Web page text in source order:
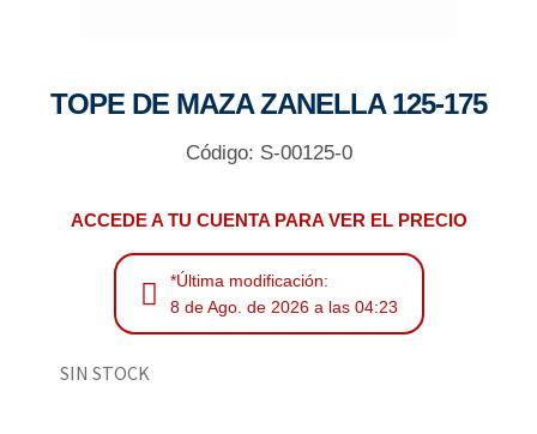
TOPE DE MAZA ZANELLA 125-175
Código: S-00125-0
ACCEDE A TU CUENTA PARA VER EL PRECIO
*Última modificación:
8 de Ago. de 2026 a las 04:23
SIN STOCK